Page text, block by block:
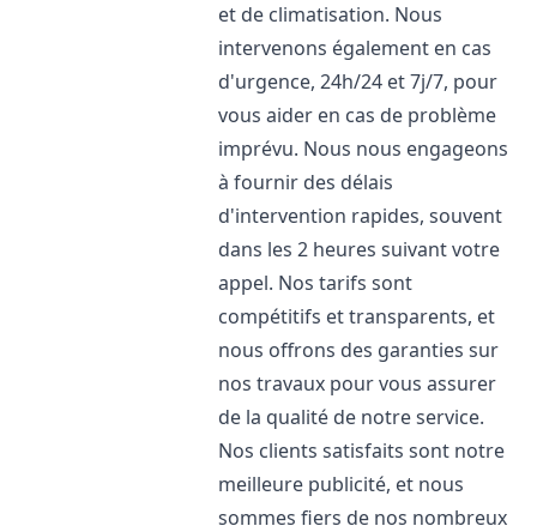
et de climatisation. Nous
intervenons également en cas
d'urgence, 24h/24 et 7j/7, pour
vous aider en cas de problème
imprévu. Nous nous engageons
à fournir des délais
d'intervention rapides, souvent
dans les 2 heures suivant votre
appel. Nos tarifs sont
compétitifs et transparents, et
nous offrons des garanties sur
nos travaux pour vous assurer
de la qualité de notre service.
Nos clients satisfaits sont notre
meilleure publicité, et nous
sommes fiers de nos nombreux